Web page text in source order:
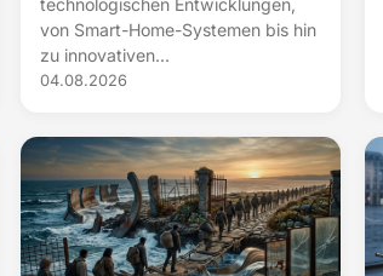
von Smart-Home-Systemen bis hin
zu innovativen...
04.08.2026